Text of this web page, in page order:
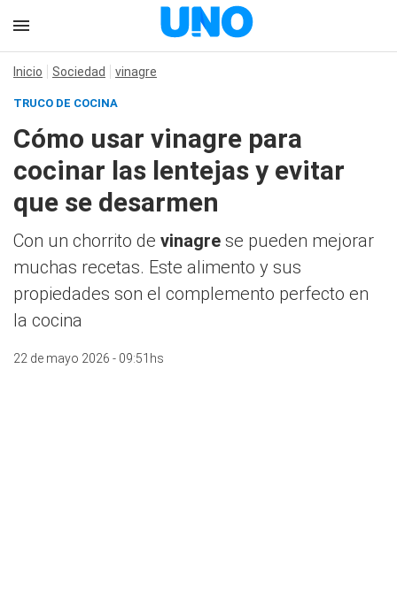
Inicio Sociedad vinagre
TRUCO DE COCINA
Cómo usar vinagre para
cocinar las lentejas y evitar
que se desarmen
Con un chorrito de vinagre se pueden mejorar
muchas recetas. Este alimento y sus
propiedades son el complemento perfecto en
la cocina
22 de mayo 2026 - 09:51hs